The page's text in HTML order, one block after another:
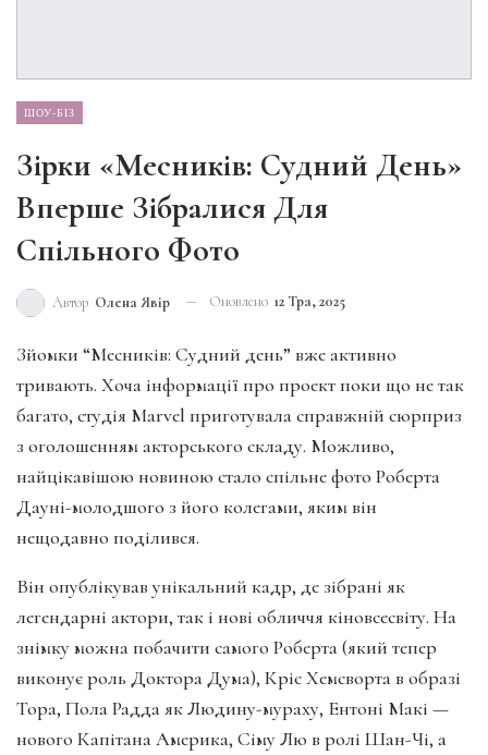
ШОУ-БІЗ
Зірки «Месників: Судний День»
Вперше Зібралися Для
Спільного Фото
Автор Олена Явір Оновлено 12 Тра, 2025
Зйомки “Месників: Судний день” вже активно
тривають. Хоча інформації про проект поки що не так
багато, студія Marvel приготувала справжній сюрприз
з оголошенням акторського складу. Можливо,
найцікавішою новиною стало спільне фото Роберта
Дауні-молодшого з його колегами, яким він
нещодавно поділився.
Він опублікував унікальний кадр, де зібрані як
легендарні актори, так і нові обличчя кіновсесвіту. На
знімку можна побачити самого Роберта (який тепер
виконує роль Доктора Дума), Кріс Хемсворта в образі
Тора, Пола Радда як Людину-мураху, Ентоні Макі —
нового Капітана Америка, Сіму Лю в ролі Шан-Чі, а